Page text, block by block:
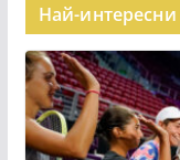
Най-интересни